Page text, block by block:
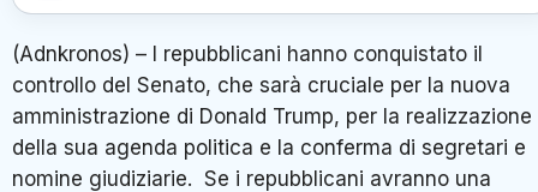
(Adnkronos) – I repubblicani hanno conquistato il
controllo del Senato, che sarà cruciale per la nuova
amministrazione di Donald Trump, per la realizzazione
della sua agenda politica e la conferma di segretari e
nomine giudiziarie. Se i repubblicani avranno una